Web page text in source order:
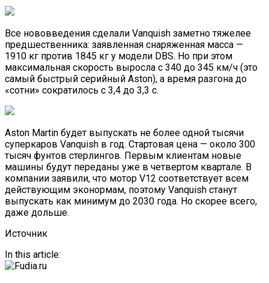
Все нововведения сделали Vanquish заметно тяжелее
предшественника: заявленная снаряженная масса —
1910 кг против 1845 кг у модели DBS. Но при этом
максимальная скорость выросла с 340 до 345 км/ч (это
самый быстрый серийный Aston), а время разгона до
«сотни» сократилось с 3,4 до 3,3 с.
Aston Martin будет выпускать не более одной тысячи
суперкаров Vanquish в год. Стартовая цена — около 300
тысяч фунтов стерлингов. Первым клиентам новые
машины будут переданы уже в четвертом квартале. В
компании заявили, что мотор V12 соответствует всем
действующим эконормам, поэтому Vanquish станут
выпускать как минимум до 2030 года. Но скорее всего,
даже дольше.
Источник
In this article: